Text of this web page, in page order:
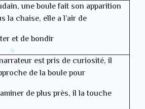
une boule fait son apparition
la chaise, elle a l’air de
et de bondir
est pris de curiosité, il
de la boule pour
de plus près, il la touche